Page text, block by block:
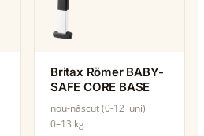
Britax Römer BABY-
SAFE CORE BASE
nou-născut (0-12 luni)
0–13 kg